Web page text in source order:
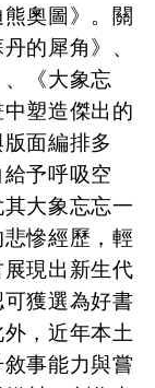
奧圖》。關
的犀角》、
《大象忘
塑造傑出的
面編排多
予呼吸空
大象忘忘一
慘經歷，輕
現出新生代
獲選為好書
，近年本土
事能力與嘗